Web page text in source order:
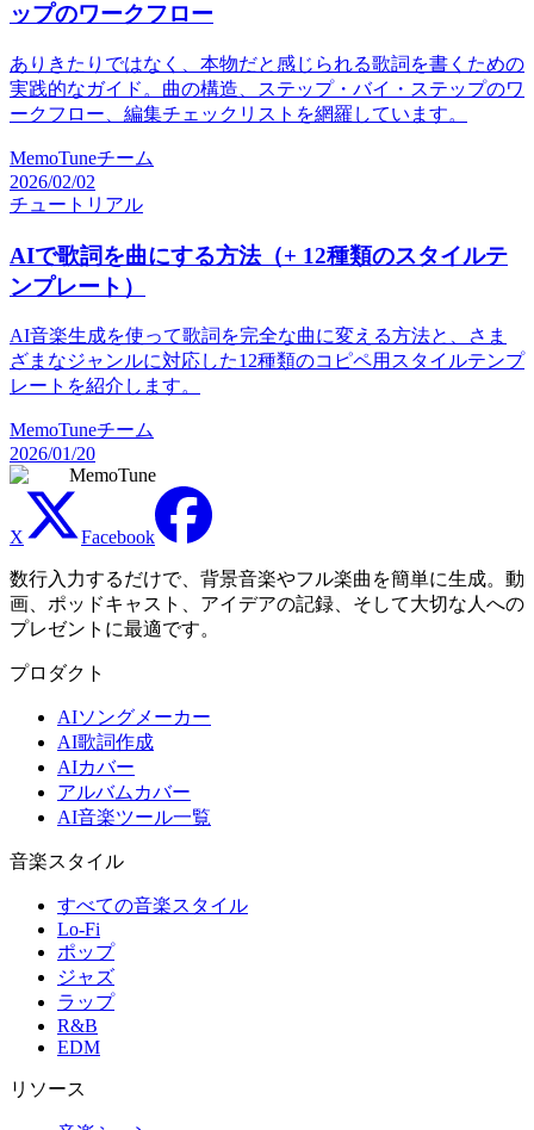
ップのワークフロー
ありきたりではなく、本物だと感じられる歌詞を書くための
実践的なガイド。曲の構造、ステップ・バイ・ステップのワ
ークフロー、編集チェックリストを網羅しています。
MemoTuneチーム
2026/02/02
チュートリアル
AIで歌詞を曲にする方法（+ 12種類のスタイルテ
ンプレート）
AI音楽生成を使って歌詞を完全な曲に変える方法と、さま
ざまなジャンルに対応した12種類のコピペ用スタイルテンプ
レートを紹介します。
MemoTuneチーム
2026/01/20
MemoTune
X Facebook
数行入力するだけで、背景音楽やフル楽曲を簡単に生成。動
画、ポッドキャスト、アイデアの記録、そして大切な人への
プレゼントに最適です。
プロダクト
AIソングメーカー
AI歌詞作成
AIカバー
アルバムカバー
AI音楽ツール一覧
音楽スタイル
すべての音楽スタイル
Lo-Fi
ポップ
ジャズ
ラップ
R&B
EDM
リソース